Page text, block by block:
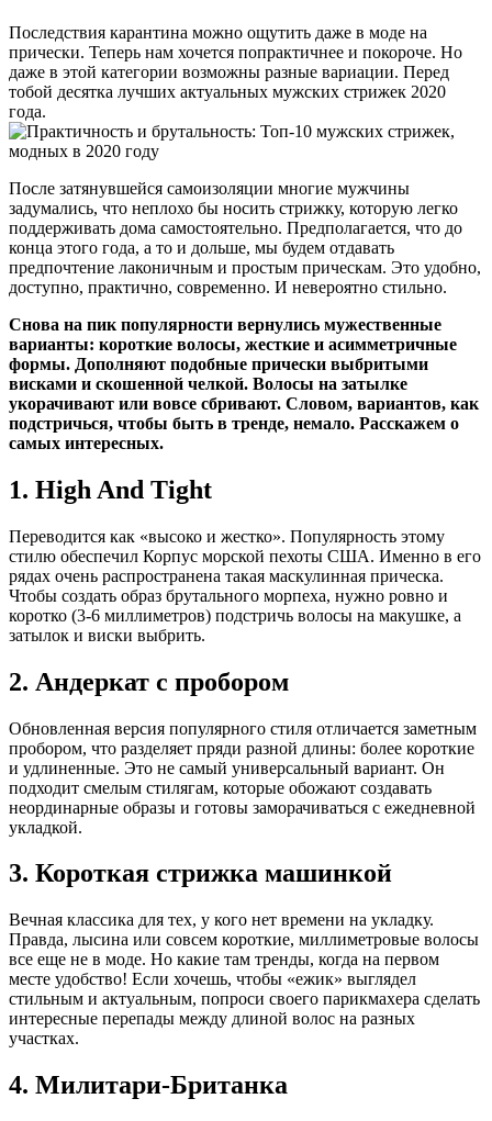
Последствия карантина можно ощутить даже в моде на
прически. Теперь нам хочется попрактичнее и покороче. Но
даже в этой категории возможны разные вариации. Перед
тобой десятка лучших актуальных мужских стрижек 2020
года.
После затянувшейся самоизоляции многие мужчины
задумались, что неплохо бы носить стрижку, которую легко
поддерживать дома самостоятельно. Предполагается, что до
конца этого года, а то и дольше, мы будем отдавать
предпочтение лаконичным и простым прическам. Это удобно,
доступно, практично, современно. И невероятно стильно.
Снова на пик популярности вернулись мужественные
варианты: короткие волосы, жесткие и асимметричные
формы. Дополняют подобные прически выбритыми
висками и скошенной челкой. Волосы на затылке
укорачивают или вовсе сбривают. Словом, вариантов, как
подстричься, чтобы быть в тренде, немало. Расскажем о
самых интересных.
1. High And Tight
Переводится как «высоко и жестко». Популярность этому
стилю обеспечил Корпус морской пехоты США. Именно в его
рядах очень распространена такая маскулинная прическа.
Чтобы создать образ брутального морпеха, нужно ровно и
коротко (3-6 миллиметров) подстричь волосы на макушке, а
затылок и виски выбрить.
2. Андеркат с пробором
Обновленная версия популярного стиля отличается заметным
пробором, что разделяет пряди разной длины: более короткие
и удлиненные. Это не самый универсальный вариант. Он
подходит смелым стилягам, которые обожают создавать
неординарные образы и готовы заморачиваться с ежедневной
укладкой.
3. Короткая стрижка машинкой
Вечная классика для тех, у кого нет времени на укладку.
Правда, лысина или совсем короткие, миллиметровые волосы
все еще не в моде. Но какие там тренды, когда на первом
месте удобство! Если хочешь, чтобы «ежик» выглядел
стильным и актуальным, попроси своего парикмахера сделать
интересные перепады между длиной волос на разных
участках.
4. Милитари-Британка